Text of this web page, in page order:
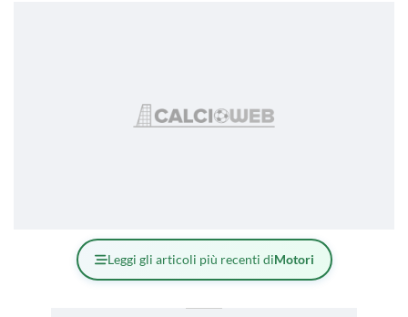
Leggi gli articoli più recenti diMotori